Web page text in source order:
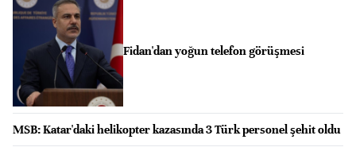
Fidan'dan yoğun telefon görüşmesi
MSB: Katar'daki helikopter kazasında 3 Türk personel şehit oldu